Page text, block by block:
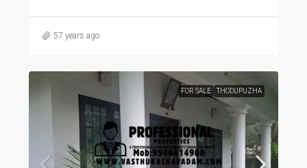
57 years ago
FOR SALE THODUPUZHA